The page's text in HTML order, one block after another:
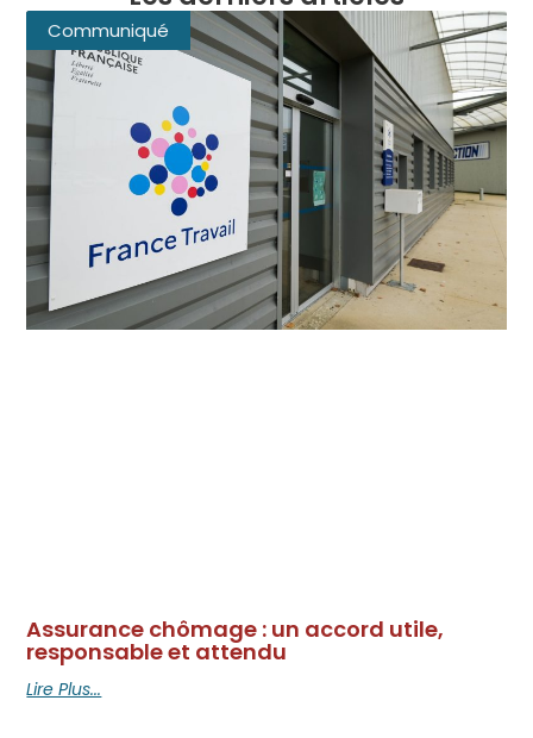
Communiqué
Assurance chômage : un accord utile,
responsable et attendu
Lire Plus...